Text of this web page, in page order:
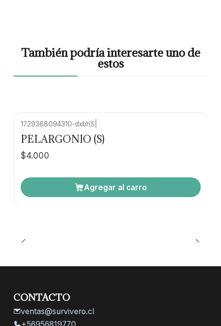
También podría interesarte uno de
estos
1729368094310-dxbhS
PELARGONIO (S)
$4.000
Agregar al carro
CONTACTO
ventas@survivero.cl